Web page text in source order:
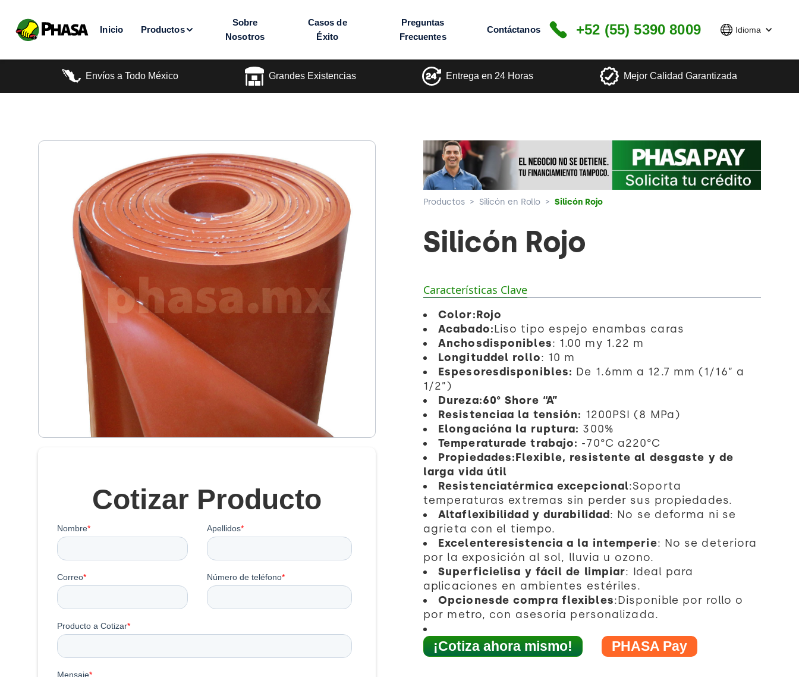
Inicio Productos
Sobre
Nosotros
Casos de
Éxito
Preguntas
Frecuentes
Contáctanos +52 (55) 5390 8009 Idioma
Envíos a Todo México Grandes Existencias Entrega en 24 Horas Mejor Calidad Garantizada
Cotizar Producto
Productos > Silicón en Rollo > Silicón Rojo
Silicón Rojo
Características Clave
Color:Rojo
Acabado:Liso tipo espejo enambas caras
Anchosdisponibles: 1.00 my 1.22 m
Longituddel rollo: 10 m
Espesoresdisponibles: De 1.6mm a 12.7 mm (1/16” a
1/2”)
Dureza:60° Shore “A”
Resistenciaa la tensión: 1200PSI (8 MPa)
Elongacióna la ruptura: 300%
Temperaturade trabajo: -70°C a220°C
Propiedades:Flexible, resistente al desgaste y de
larga vida útil
Resistenciatérmica excepcional:Soporta
temperaturas extremas sin perder sus propiedades.
Altaflexibilidad y durabilidad: No se deforma ni se
agrieta con el tiempo.
Excelenteresistencia a la intemperie: No se deteriora
por la exposición al sol, lluvia u ozono.
Superficielisa y fácil de limpiar: Ideal para
aplicaciones en ambientes estériles.
Opcionesde compra flexibles:Disponible por rollo o
por metro, con asesoría personalizada.
¡Cotiza ahora mismo! PHASA Pay